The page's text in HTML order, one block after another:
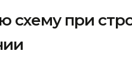
схему при